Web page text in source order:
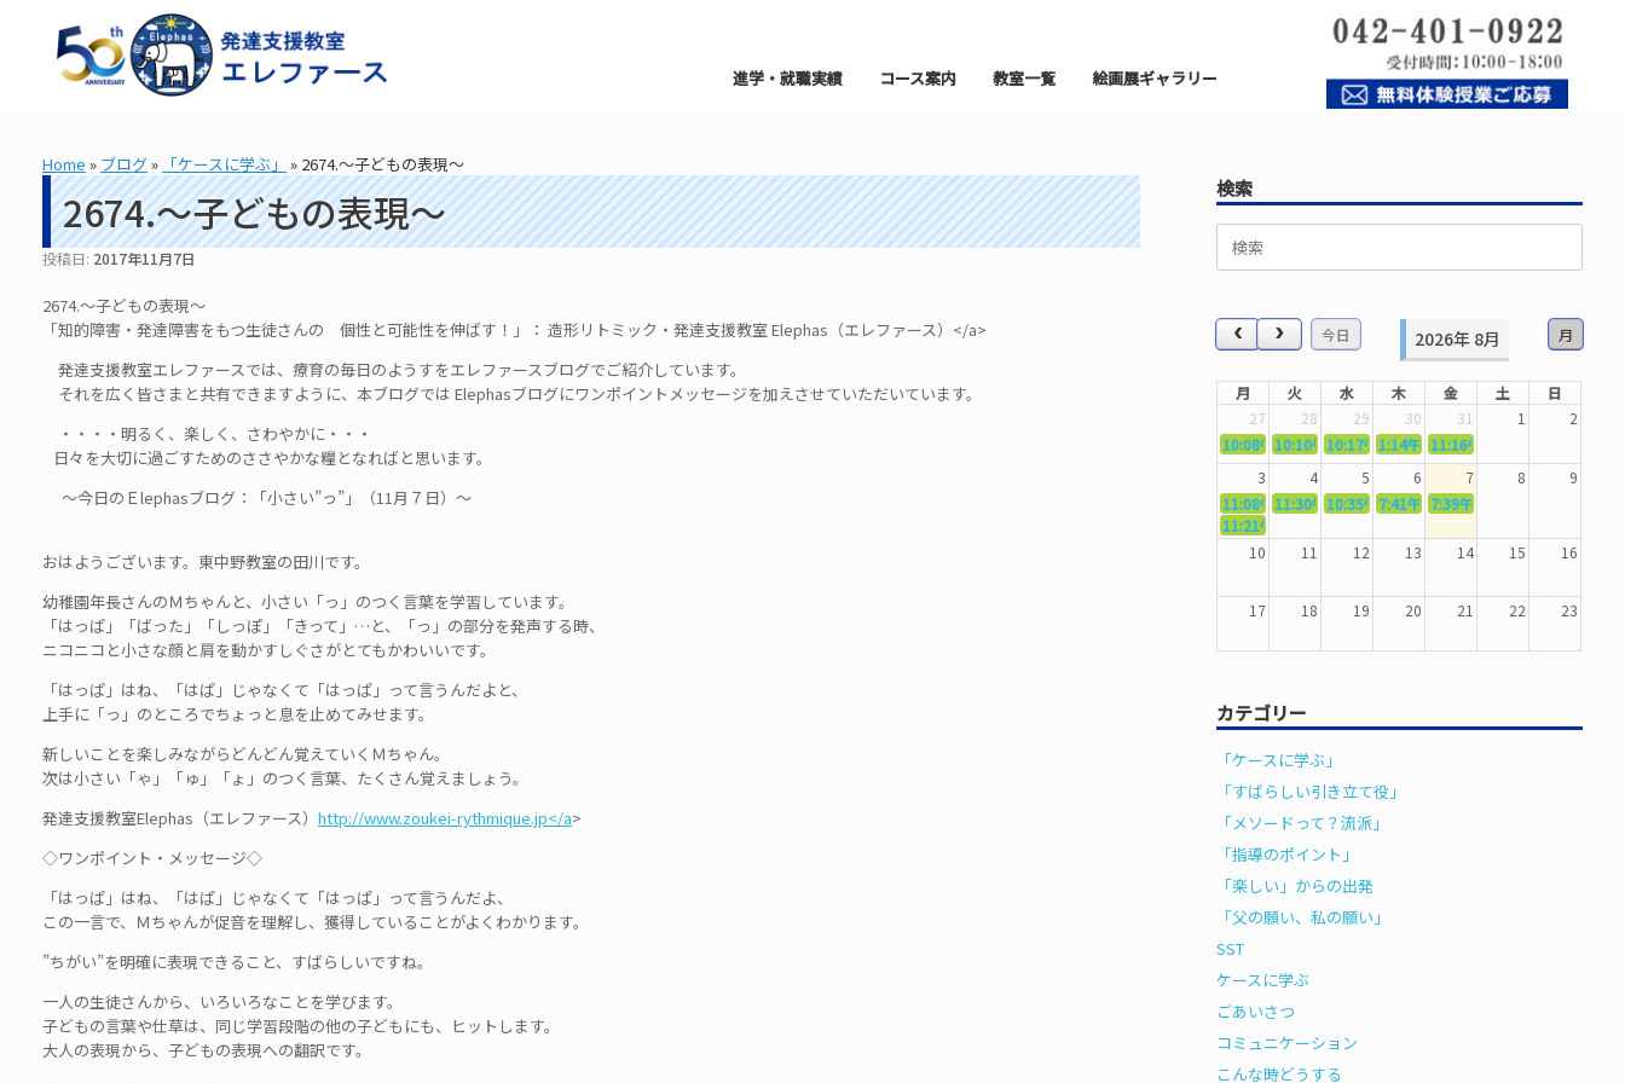
進学・就職実績 コース案内 教室一覧 絵画展ギャラリー
Home » ブログ» 「ケースに学ぶ」 » 2674.～子どもの表現～
2674.～子どもの表現～
投稿日: 2017年11月7日
2674.～子どもの表現～
「知的障害・発達障害をもつ生徒さんの 個性と可能性を伸ばす！」： 造形リトミック・発達支援教室 Elephas（エレファース）</a>
発達支援教室エレファースでは、療育の毎日のようすをエレファースブログでご紹介しています。
それを広く皆さまと共有できますように、本ブログでは Elephasブログにワンポイントメッセージを加えさせていただいています。
・・・・明るく、楽しく、さわやかに・・・
日々を大切に過ごすためのささやかな糧となればと思います。
～今日のＥlephasブログ：「小さい”っ”」（11月７日）～
おはようございます。東中野教室の田川です。
幼稚園年長さんのＭちゃんと、小さい「っ」のつく言葉を学習しています。
「はっぱ」「ばった」「しっぽ」「きって」…と、「っ」の部分を発声する時、
ニコニコと小さな顔と肩を動かすしぐさがとてもかわいいです。
「はっぱ」はね、「はぱ」じゃなくて「はっぱ」って言うんだよと、
上手に「っ」のところでちょっと息を止めてみせます。
新しいことを楽しみながらどんどん覚えていくＭちゃん。
次は小さい「ゃ」「ゅ」「ょ」のつく言葉、たくさん覚えましょう。
発達支援教室Elephas（エレファース） http://www.zoukei-rythmique.jp</a>
◇ワンポイント・メッセージ◇
「はっぱ」はね、「はぱ」じゃなくて「はっぱ」って言うんだよ、
この一言で、Ｍちゃんが促音を理解し、獲得していることがよくわかります。
”ちがい”を明確に表現できること、すばらしいですね。
一人の生徒さんから、いろいろなことを学びます。
子どもの言葉や仕草は、同じ学習段階の他の子どもにも、ヒットします。
大人の表現から、子どもの表現への翻訳です。
検索
検
今日 月
2026年 8月
月 火 水 木 金 土
日
27
28 29 30 31 1
2
10:08午前5362．～国語力を〜
10:10午前5363．～自信を〜
10:17午前5364．～信じて待つ〜
1:14午後5365．～計画的に〜
11:16午前
3
4 5 6 7 8
9
11:08午前5367．～機能を育てる〜
11:30午前5369．～歌唱造形〜
10:35午前5370．～バランスを〜
7:41午前5371．～漢字学習〜
7:39午前
11:21午前
10
11 12 13 14 15 16
17 18 19 20 21 22 23
31 1 2 3 4 5 6
カテゴリー
「ケースに学ぶ」
「すばらしい引き立て役」
「メソードって？流派」
「指導のポイント」
「楽しい」からの出発
「父の願い、私の願い」
SST
ケースに学ぶ
ごあいさつ
コミュニケーション
こんな時どうする